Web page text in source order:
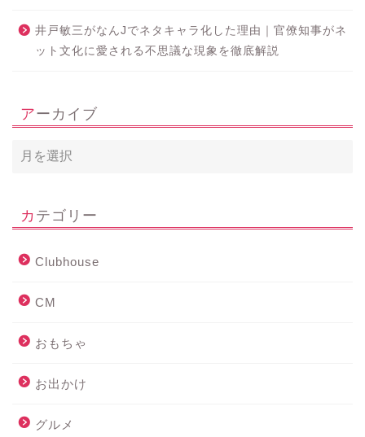
井戸敏三がなんJでネタキャラ化した理由｜官僚知事がネ
ット文化に愛される不思議な現象を徹底解説
アーカイブ
カテゴリー
Clubhouse
CM
おもちゃ
お出かけ
グルメ